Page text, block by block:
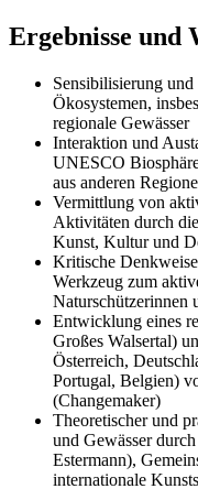
Ergebnisse
Sensibilisierung
Ökosystemen,
regionale Gewässer
Interaktion und
UNESCO
aus anderen
Vermittlung von
Aktivitäten durch
Kunst, Kultur und
Kritische
Werkzeug zum
Naturschützerinnen
Entwicklung eines
Großes Walsertal)
Österreich,
Portugal, Belgien)
(Changemaker)
Theoretischer und
und Gewässer
Estermann),
internationale